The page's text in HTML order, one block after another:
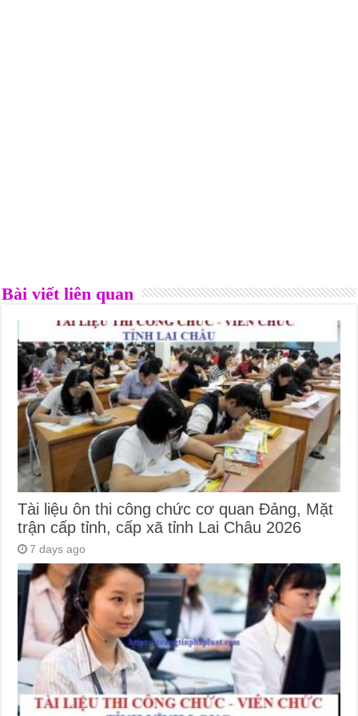
Bài viết liên quan
Tài liệu ôn thi công chức cơ quan Đảng, Mặt
trận cấp tỉnh, cấp xã tỉnh Lai Châu 2026
7 days ago